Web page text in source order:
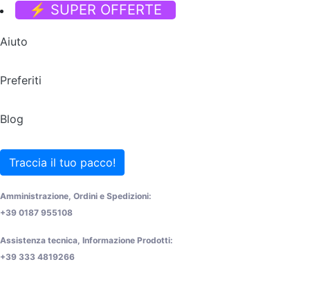
⚡ SUPER OFFERTE
Aiuto
Preferiti
Blog
Traccia il tuo pacco!
Amministrazione, Ordini e Spedizioni:
+39 0187 955108
Assistenza tecnica, Informazione Prodotti:
+39 333 4819266